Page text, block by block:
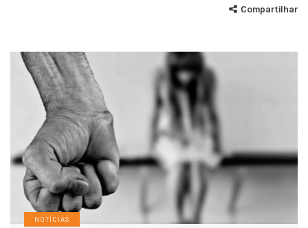
Compartilhar
NOTÍCIAS